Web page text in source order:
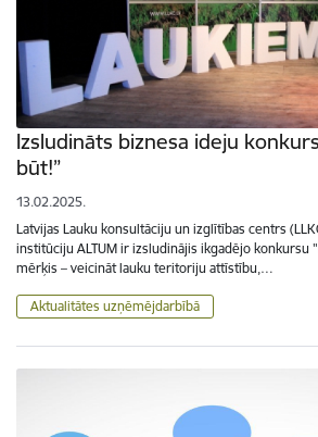
Izsludināts biznesa ideju
būt!”
13.02.2025.
Latvijas Lauku konsultāciju un izglītības centrs
institūciju ALTUM ir izsludinājis ikgadējo konkursu
mērķis – veicināt lauku teritoriju attīstību,…
Aktualitātes uzņēmējdarbībā